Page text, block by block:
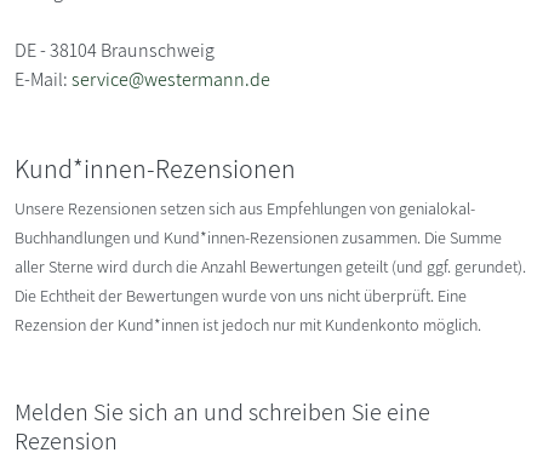
DE - 38104 Braunschweig
E-Mail:service@westermann.de
Kund*innen-Rezensionen
Unsere Rezensionen setzen sich aus Empfehlungen von genialokal-
Buchhandlungen und Kund*innen-Rezensionen zusammen. Die Summe
aller Sterne wird durch die Anzahl Bewertungen geteilt (und ggf. gerundet).
Die Echtheit der Bewertungen wurde von uns nicht überprüft. Eine
Rezension der Kund*innen ist jedoch nur mit Kundenkonto möglich.
Melden Sie sich an und schreiben Sie eine
Rezension